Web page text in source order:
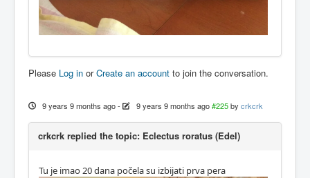
Please Log in orCreate an account to join the conversation.
9 years 9 months ago- 9 years 9 months ago #225 by crkcrk
crkcrk replied the topic: Eclectus roratus (Edel)
Tu je imao 20 dana počela su izbijati prva pera